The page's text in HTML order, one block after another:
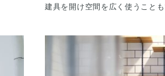
建具を開け空間を広く使うこと